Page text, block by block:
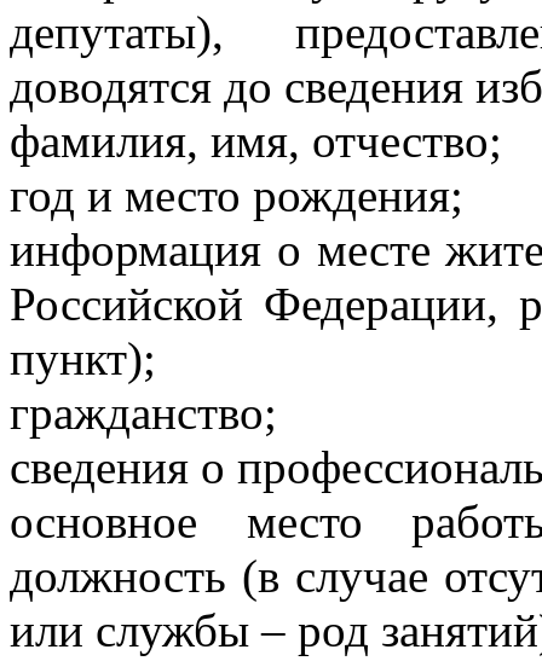
депутаты),
доводятся до сведения
фамилия, имя, отчество;
год и место рождения;
информация о месте
Российской Федерации,
пункт);
гражданство;
сведения о
основное место
должность (в случае
или службы – род